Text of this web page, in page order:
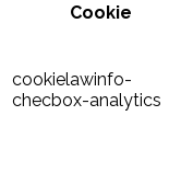
Cookie
cookielawinfo-
checbox-analytics